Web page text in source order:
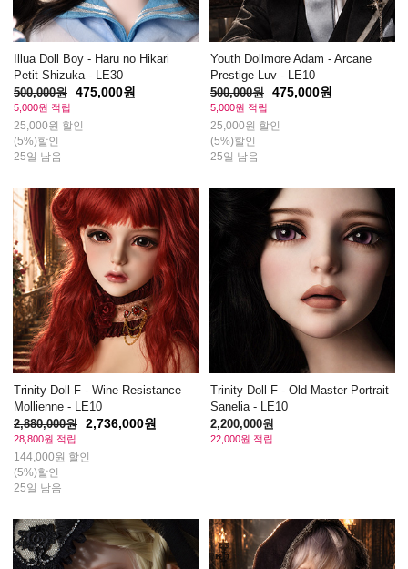
Illua Doll Boy - Haru no Hikari
Petit Shizuka - LE30
500,000원 475,000원
5,000원 적립
25,000원 할인
(5%)할인
25일 남음
Youth Dollmore Adam - Arcane
Prestige Luv - LE10
500,000원 475,000원
5,000원 적립
25,000원 할인
(5%)할인
25일 남음
Trinity Doll F - Wine Resistance
Mollienne - LE10
2,880,000원 2,736,000원
28,800원 적립
144,000원 할인
(5%)할인
25일 남음
Trinity Doll F - Old Master Portrait
Sanelia - LE10
2,200,000원
22,000원 적립